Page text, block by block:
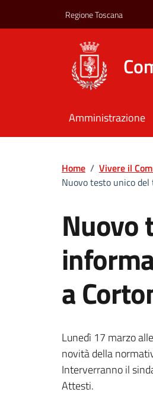
Regione Toscana
Amministrazione
Home / Vivere il
Nuovo testo unico
Nuovo
a
Lunedì 17 marzo
novità della
Interverranno il
Attesti.